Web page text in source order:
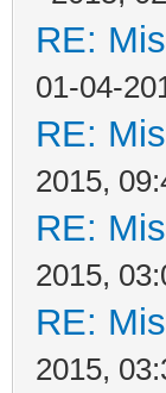
RE:
01-04-
RE:
2015,
RE:
2015,
RE:
2015,